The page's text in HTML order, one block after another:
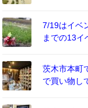
7/19はイベ
までの13イ
茨木市本町
で買い物し